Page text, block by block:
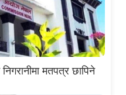
मतपत्र छापिने